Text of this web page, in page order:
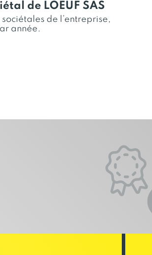
de LOEUF SAS
de l’entreprise,
année.